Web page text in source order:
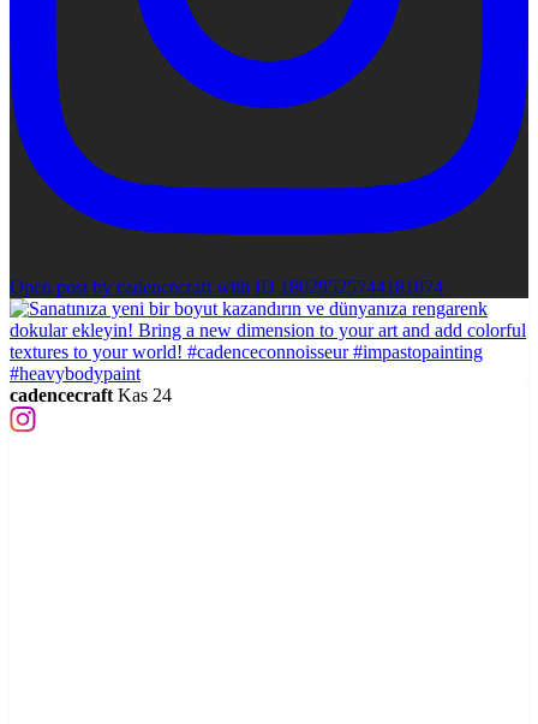
Open post by cadencecraft with ID 18029525744181074
cadencecraft Kas 24